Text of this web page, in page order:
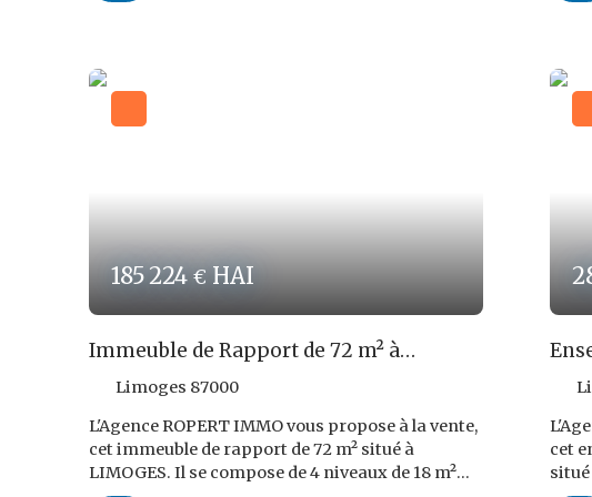
Les
185 224€HAI
Immeuble de Rapport de 72 m² à
LIMOGES !
Limoges 87000
L'Agence ROPERT IMMO vous propose à la vente,
cet immeuble de rapport de 72 m² situé à
LIMOGES. Il se compose de 4 niveaux de 18 m²
cet
situé